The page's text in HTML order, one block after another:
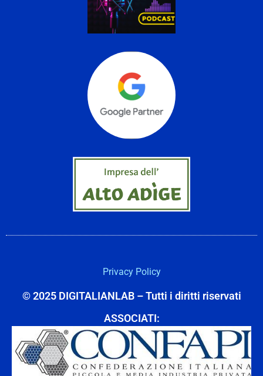
Privacy Policy
© 2025 DIGITALIANLAB – Tutti i diritti riservati
ASSOCIATI: